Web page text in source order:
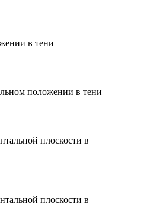
в тени
положении в тени
плоскости в
плоскости в